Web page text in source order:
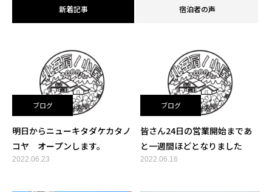
新着記事 宿泊者の声
ブログ
明日からニューキタダケカタノ
コヤ オープンします。
2022.06.23
ブログ
皆さん24日の営業開始まであ
と一週間ほどとなりました
2022.06.16